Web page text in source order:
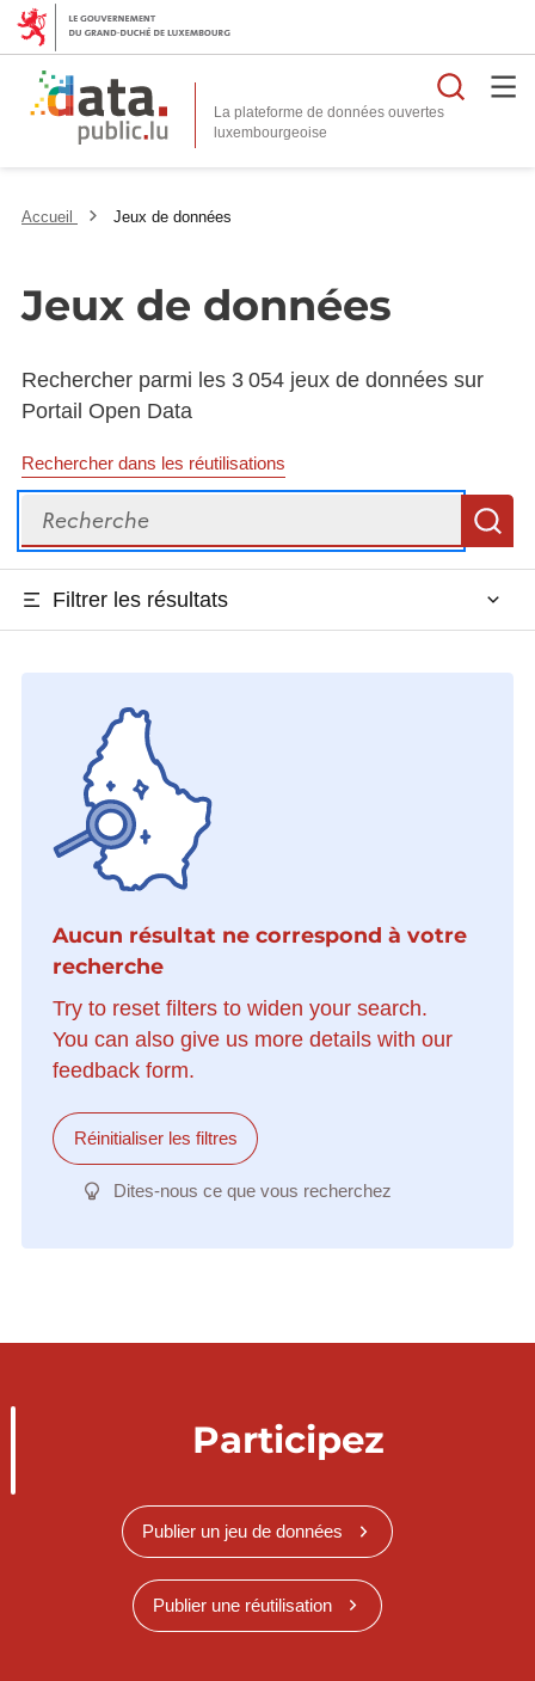
La plateforme de données ouvertes
Accueil Jeux de données
Jeux de données
Rechercher parmi les 3 054 jeux de données sur
Portail Open Data
Rechercher dans les réutilisations
Recherche
Filtrer les résultats
Aucun résultat ne correspond à votre
recherche
Try to reset filters to widen your search.
You can also give us more details with our
feedback form.
Réinitialiser les filtres
Dites-nous ce que vous recherchez
Participez
Publier un jeu de données
Publier une réutilisation